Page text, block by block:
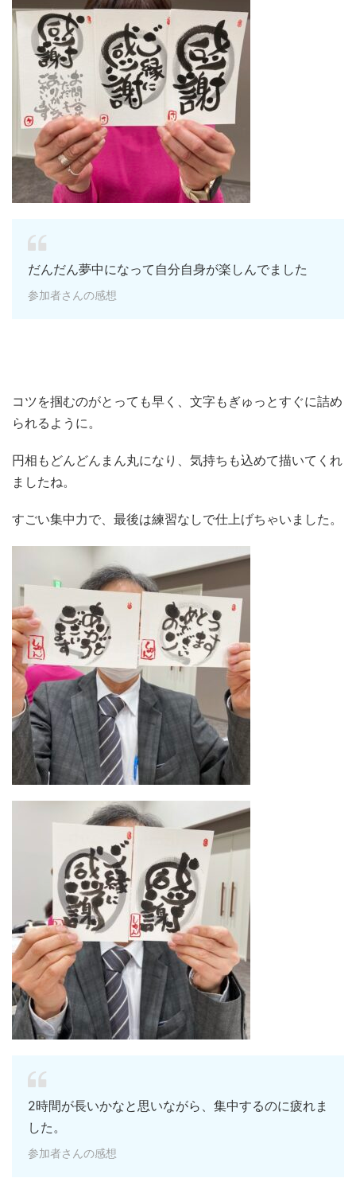
だんだん夢中になって自分自身が楽しんでました
参加者さんの感想
コツを掴むのがとっても早く、文字もぎゅっとすぐに詰め
られるように。
円相もどんどんまん丸になり、気持ちも込めて描いてくれ
ましたね。
すごい集中力で、最後は練習なしで仕上げちゃいました。
2時間が長いかなと思いながら、集中するのに疲れま
した。
参加者さんの感想